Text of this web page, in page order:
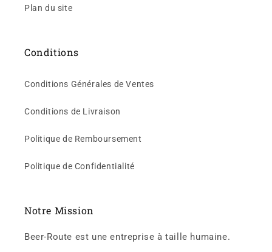
Plan du site
Conditions
Conditions Générales de Ventes
Conditions de Livraison
Politique de Remboursement
Politique de Confidentialité
Notre Mission
Beer-Route est une entreprise à taille humaine.